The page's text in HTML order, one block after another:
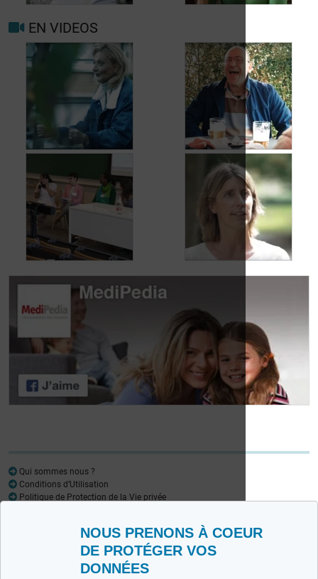
NOUS PRENONS À COEUR
DE PROTÉGER VOS
DONNÉES
Mieux vivre avec la
migraine au
quotidien
Facteurs
déclenchants et de
risque migraine et
maux de tête
EN VIDEOS
Carole, 55 ans, a
aux fuites urinaires
Jean, 58 ans,
profite de la vie
malgré les fuites
urinaires
Journée des
patients atteints de
lymphome:
Mariangela Fiorente,
ALWB
patients atteints de
lymphome: Pr
Virginie De Wilde
Qui sommes nous ?
Conditions d’Utilisation
Politique de Protection de la Vie privée